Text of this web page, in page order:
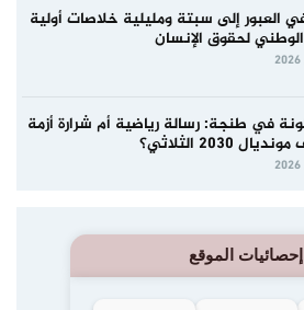
العبور إلى سبتة ومليلية خلاصات أولية
لحقوق الإنسان
في طنجة: رسالة رياضية أم شرارة أزمة
2030 الثلاثي؟
إحصائيات الموقع